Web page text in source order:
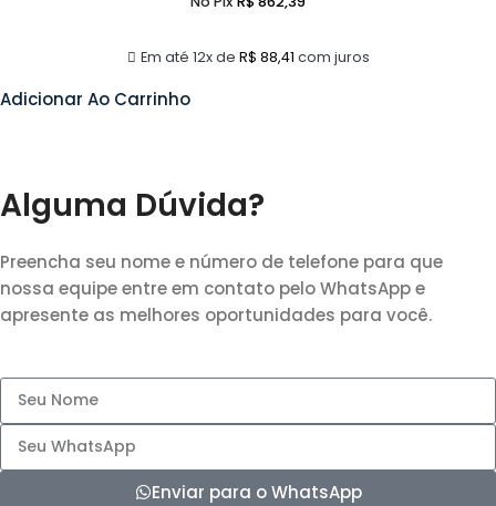
Em até 12x de R$ 88,41 com juros
Adicionar Ao Carrinho
Alguma Dúvida?
Preencha seu nome e número de telefone para que
nossa equipe entre em contato pelo WhatsApp e
apresente as melhores oportunidades para você.
Enviar para o WhatsApp